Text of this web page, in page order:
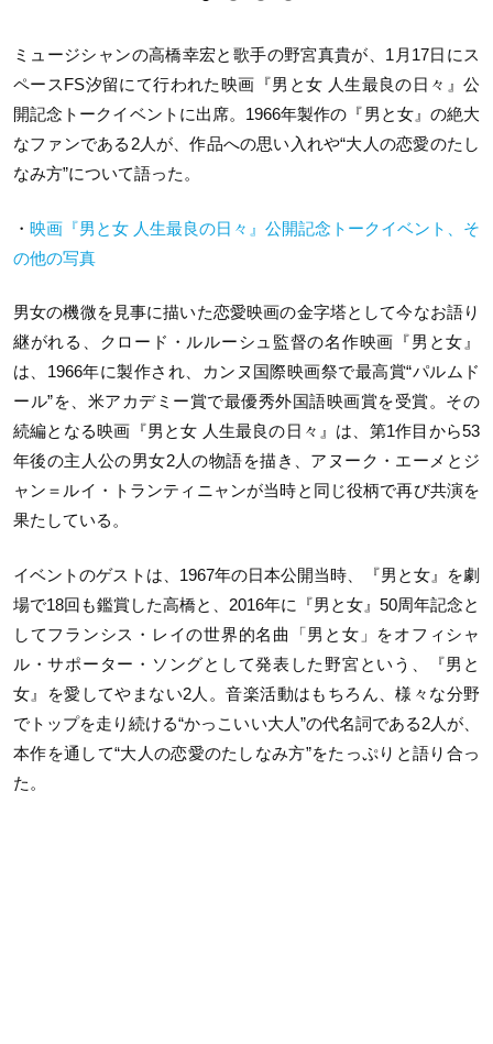
ミュージシャンの高橋幸宏と歌手の野宮真貴が、1月17日にス
ペースFS汐留にて行われた映画『男と女 人生最良の日々』公
開記念トークイベントに出席。1966年製作の『男と女』の絶大
なファンである2人が、作品への思い入れや“大人の恋愛のたし
なみ方”について語った。
・ 映画『男と女 人生最良の日々』公開記念トークイベント、そ
の他の写真
男女の機微を見事に描いた恋愛映画の金字塔として今なお語り
継がれる、クロード・ルルーシュ監督の名作映画『男と女』
は、1966年に製作され、カンヌ国際映画祭で最高賞“パルムド
ール”を、米アカデミー賞で最優秀外国語映画賞を受賞。その
続編となる映画『男と女 人生最良の日々』は、第1作目から53
年後の主人公の男女2人の物語を描き、アヌーク・エーメとジ
ャン＝ルイ・トランティニャンが当時と同じ役柄で再び共演を
果たしている。
イベントのゲストは、1967年の日本公開当時、『男と女』を劇
場で18回も鑑賞した高橋と、2016年に『男と女』50周年記念と
してフランシス・レイの世界的名曲「男と女」をオフィシャ
ル・サポーター・ソングとして発表した野宮という、『男と
女』を愛してやまない2人。音楽活動はもちろん、様々な分野
でトップを走り続ける“かっこいい大人”の代名詞である2人が、
本作を通して“大人の恋愛のたしなみ方”をたっぷりと語り合っ
た。